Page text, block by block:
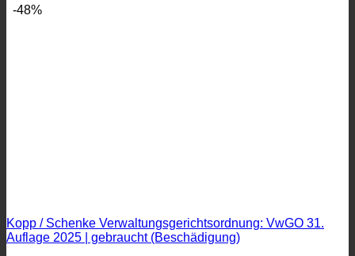
-48%
Kopp / Schenke Verwaltungsgerichtsordnung: VwGO 31.
Auflage 2025 | gebraucht (Beschädigung)